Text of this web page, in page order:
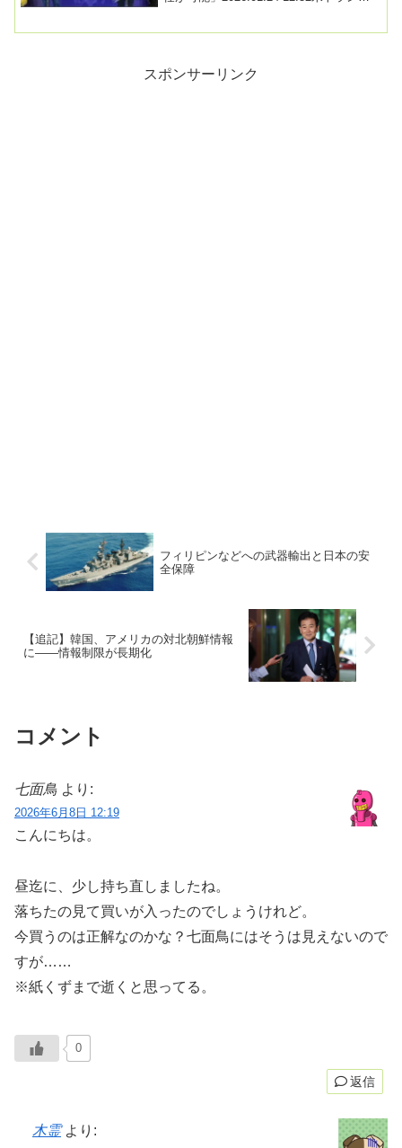
スポンサーリンク
フィリピンなどへの武器輸出と日本の安
全保障
【追記】韓国、アメリカの対北朝鮮情報
に――情報制限が長期化
コメント
七面鳥 より:
2026年6月8日 12:19
こんにちは。
昼迄に、少し持ち直しましたね。
落ちたの見て買いが入ったのでしょうけれど。
今買うのは正解なのかな？七面鳥にはそうは見えないので
すが……
※紙くずまで逝くと思ってる。
0
返信
木霊 より: